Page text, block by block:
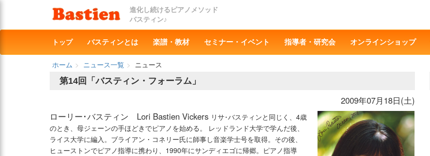
進化し続けるピアノメソッド
バスティン♪
トップ バスティンとは 楽譜・教材 セミナー・イベント 指導者・研究会 オンラインショップ
ホーム ニュース一覧
ニュース
第14回「バスティン・フォーラム」
2009年07月18日(土)
ローリー･バスティン Lori Bastien Vickers リサ･バスティンと同じく、4歳
のとき、母ジェーンの手ほどきでピアノを始める。 レッドランド大学で学んだ後、
ライス大学に編入。ブライアン・コネリー氏に師事し音楽学士号を取得。その後、
ヒューストンでピアノ指導に携わり、1990年にサンディエゴに帰郷。ピアノ指導